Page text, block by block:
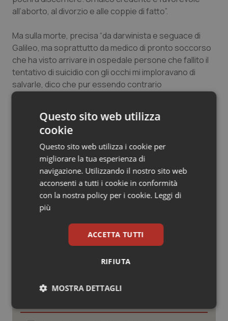
Salute orale & impianti
Sangue & coagulazione
Tiroide
Tumore al seno
Tumore ovarico
Tumori del Polmone & Testa Collo
Tumori gastrointestinali
Ulcera & Reflusso
all’aborto, al divorzio e alle coppie di fatto”.
Ma sulla morte, precisa “da darwinista e seguace di
Galileo, ma soprattutto da medico di pronto soccorso
che ha visto arrivare in ospedale persone che fallito il
tentativo di suicidio con gli occhi mi imploravano di
salvarle, dico che pur essendo contrario
all’accanimento terapeutico, non staccherò mai la
quotidiana e rientrano nel diritto alla salute”, è
necessaria una legge “perché altrimenti saranno
sempre i magistrati a decidere”.
27 Febbraio 2013
© Riproduzione riservata
Governo e Parlamento
Questo sito web utilizza
cookie
Questo sito web utilizza i cookie per
migliorare la tua esperienza di
navigazione. Utilizzando il nostro sito web
acconsenti a tutti i cookie in conformità
con la nostra policy per i cookie. Leggi di
più
ACCETTA TUTTI
RIFIUTA
MOSTRA DETTAGLI
Necessari Statistici Marketing